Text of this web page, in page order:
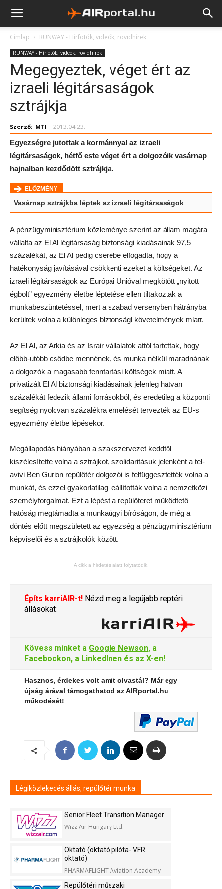
Címlap RUNWAY - Hírfotók, videók, rövidhírek
RUNWAY - Hírfotók, videók, rövidhírek
Megegyeztek, véget ért az
izraeli légitársaságok
sztrájkja
Szerző: MTI - 2013.04.23.
Egyezségre jutottak a kormánnyal az izraeli
légitársaságok, hétfő este véget ért a dolgozóik vasárnap
hajnalban kezdődött sztrájkja.
ELŐZMÉNY
Vasárnap sztrájkba léptek az izraeli légitársaságok
A pénzügyminisztérium közleménye szerint az állam magára
vállalta az El Al légitársaság biztonsági kiadásainak 97,5
százalékát, az El Al pedig cserébe elfogadta, hogy a
hatékonyság javításával csökkenti ezeket a költségeket. Az
izraeli légitársaságok az Európai Unióval megkötött „nyitott
égbolt” egyezmény életbe léptetése ellen tiltakoztak a
munkabeszüntetéssel, mert a szabad versenyben hátrányba
kerültek volna a különleges biztonsági követelmények miatt.
Az El Al, az Arkia és az Israir vállalatok attól tartottak, hogy
előbb-utóbb csődbe mennének, és munka nélkül maradnának
a dolgozók a magasabb fenntartási költségek miatt. A
privatizált El Al biztonsági kiadásainak jelenleg hatvan
százalékát fedezik állami forrásokból, és eredetileg a központi
segítség nyolcvan százalékra emelését tervezték az EU-s
egyezmény életbe lépésekor.
Megállapodás hiányában a szakszervezet keddtől
kiszélesítette volna a sztrájkot, szolidaritásuk jelenként a tel-
avivi Ben Gurion repülőtér dolgozói is felfüggesztették volna a
munkát, és ezzel gyakorlatilag leállították volna a nemzetközi
személyforgalmat. Ezt a lépést a repülőteret működtető
hatóság megtámadta a munkaügyi bíróságon, de még a
döntés előtt megszületett az egyezség a pénzügyminisztérium
képviselői és a sztrájkolók között.
A cikk a hirdetés alatt folytatódik.
Építs karriAIR-t! Nézd meg a legújabb reptéri
állásokat:
Kövess minket a Google Newson, a
Facebookon, a LinkedInen és az X-en!
Hasznos, érdekes volt amit olvastál? Már egy
újság árával támogathatod az AIRportal.hu
működését!
Légiközlekedés állás, repülőtér munka
Senior Fleet Transition Manager
Wizz Air Hungary Ltd.
Oktató (oktató pilóta- VFR
oktató)
PHARMAFLIGHT Aviation Academy
Kft.
Repülőtéri műszaki